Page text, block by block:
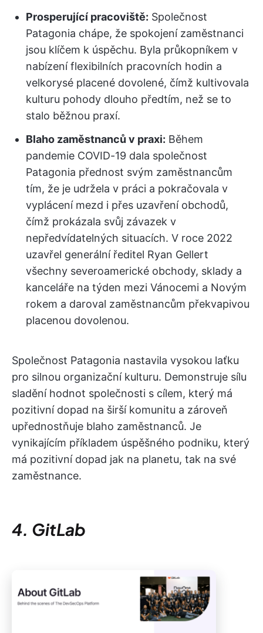
Prosperující pracoviště: Společnost
Patagonia chápe, že spokojení zaměstnanci
jsou klíčem k úspěchu. Byla průkopníkem v
nabízení flexibilních pracovních hodin a
velkorysé placené dovolené, čímž kultivovala
kulturu pohody dlouho předtím, než se to
stalo běžnou praxí.
Blaho zaměstnanců v praxi: Během
pandemie COVID-19 dala společnost
Patagonia přednost svým zaměstnancům
tím, že je udržela v práci a pokračovala v
vyplácení mezd i přes uzavření obchodů,
čímž prokázala svůj závazek v
nepředvídatelných situacích. V roce 2022
uzavřel generální ředitel Ryan Gellert
všechny severoamerické obchody, sklady a
kanceláře na týden mezi Vánocemi a Novým
rokem a daroval zaměstnancům překvapivou
placenou dovolenou.
Společnost Patagonia nastavila vysokou laťku
pro silnou organizační kulturu. Demonstruje sílu
sladění hodnot společnosti s cílem, který má
pozitivní dopad na širší komunitu a zároveň
upřednostňuje blaho zaměstnanců. Je
vynikajícím příkladem úspěšného podniku, který
má pozitivní dopad jak na planetu, tak na své
zaměstnance.
4. GitLab